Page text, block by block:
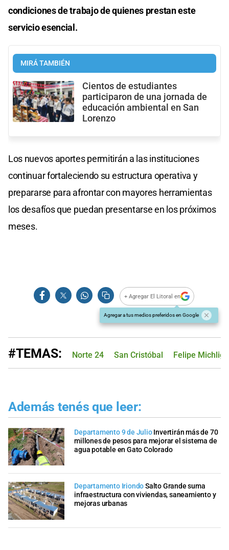
condiciones de trabajo de quienes prestan este
servicio esencial.
MIRÁ TAMBIÉN
Cientos de estudiantes
participaron de una jornada de
educación ambiental en San
Lorenzo
Los nuevos aportes permitirán a las instituciones
continuar fortaleciendo su estructura operativa y
prepararse para afrontar con mayores herramientas
los desafíos que puedan presentarse en los próximos
meses.
+ Agregar El Litoral en
Agregar a tus medios preferidos en Google
#TEMAS: Norte 24 San Cristóbal Felipe Michlig
Además tenés que leer:
Departamento 9 de Julio Invertirán más de 70
millones de pesos para mejorar el sistema de
agua potable en Gato Colorado
Departamento IriondoSalto Grande suma
infraestructura con viviendas, saneamiento y
mejoras urbanas